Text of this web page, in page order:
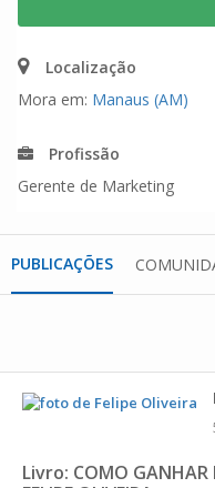
Localização
Mora em: Manaus (AM)
Profissão
Gerente de Marketing
PUBLICAÇÕES
Livro: COMO GANHAR